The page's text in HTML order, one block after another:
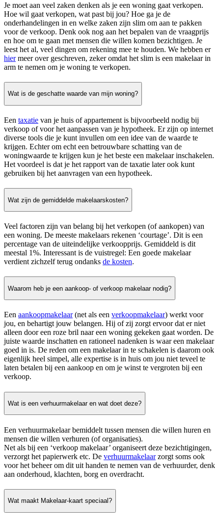
Je moet aan veel zaken denken als je een woning gaat verkopen.
Hoe wil gaat verkopen, wat past bij jou? Hoe ga je de
onderhandelingen in en welke zaken zijn slim om aan te pakken
voor de verkoop. Denk ook nog aan het bepalen van de vraagprijs
en hoe om te gaan met mensen die willen komen bezichtigen. Je
leest het al, veel dingen om rekening mee te houden. We hebben er
hiermeer over geschreven, zeker omdat het slim is een makelaar in
arm te nemen om je woning te verkopen.
Wat is de geschatte waarde van mijn woning?
Een taxatie van je huis of appartement is bijvoorbeeld nodig bij
verkoop of voor het aanpassen van je hypotheek. Er zijn op internet
diverse tools die je kunt invullen om een idee van de waarde te
krijgen. Echter om echt een betrouwbare schatting van de
woningwaarde te krijgen kun je het beste een makelaar inschakelen.
Het voordeel is dat je het rapport van de taxatie later ook kunt
gebruiken bij het aanvragen van een hypotheek.
Wat zijn de gemiddelde makelaarskosten?
Veel factoren zijn van belang bij het verkopen (of aankopen) van
een woning. De meeste makelaars rekenen ‘courtage’. Dit is een
percentage van de uiteindelijke verkoopprijs. Gemiddeld is dit
meestal 1%. Interessant is de vuistregel: Een goede makelaar
verdient zichzelf terug ondanks de kosten.
Waarom heb je een aankoop- of verkoop makelaar nodig?
Een aankoopmakelaar(net als een verkoopmakelaar) werkt voor
jou, en behartigt jouw belangen. Hij of zij zorgt ervoor dat er niet
alleen door een roze bril naar een woning gekeken gaat worden. De
juiste waarde inschatten en rationeel nadenken is waar een makelaar
goed in is. De reden om een makelaar in te schakelen is daarom ook
eigenlijk heel simpel, alle expertise is in huis om jou niet teveel te
laten betalen bij een aankoop en om je winst te vergroten bij een
verkoop.
Wat is een verhuurmakelaar en wat doet deze?
Een verhuurmakelaar bemiddelt tussen mensen die willen huren en
mensen die willen verhuren (of organisaties).
Net als bij een ‘verkoop makelaar’ organiseert deze bezichtigingen,
verzorgt het papierwerk etc. De verhuurmakelaarzorgt soms ook
voor het beheer om dit uit handen te nemen van de verhuurder, denk
aan onderhoud, klachten, borg en overdracht.
Wat maakt Makelaar-kaart speciaal?